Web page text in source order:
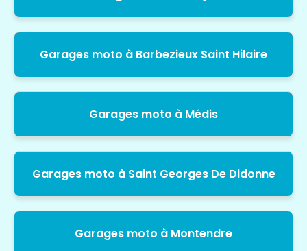
Garages moto à Barbezieux Saint Hilaire
Garages moto à Médis
Garages moto à Saint Georges De Didonne
Garages moto à Montendre